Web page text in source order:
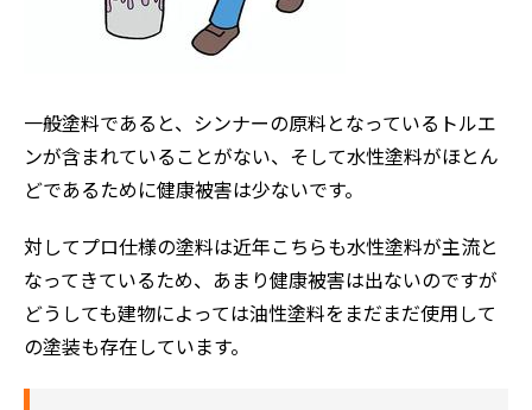
一般塗料であると、シンナーの原料となっているトルエ
ンが含まれていることがない、そして水性塗料がほとん
どであるために健康被害は少ないです。
対してプロ仕様の塗料は近年こちらも水性塗料が主流と
なってきているため、あまり健康被害は出ないのですが
どうしても建物によっては油性塗料をまだまだ使用して
の塗装も存在しています。